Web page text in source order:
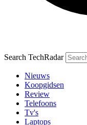
Search TechRadar
Nieuws
Koopgidsen
Review
Telefoons
Tv's
Laptops